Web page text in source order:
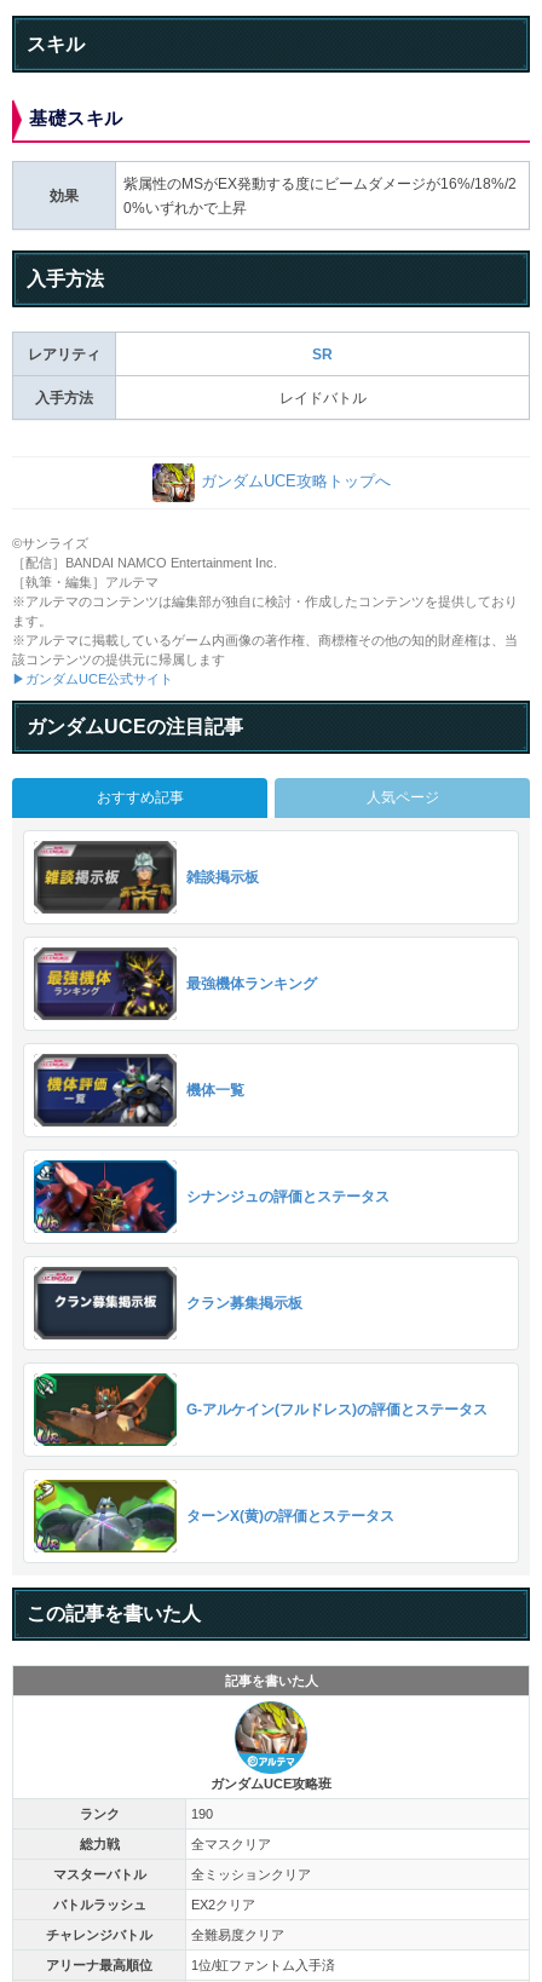
スキル
基礎スキル
効果
紫属性のMSがEX発動する度にビームダメージが16%/18%/2
0%いずれかで上昇
入手方法
レアリティ SR
入手方法 レイドバトル
ガンダムUCE攻略トップへ
©サンライズ
［配信］BANDAI NAMCO Entertainment Inc.
［執筆・編集］アルテマ
※アルテマのコンテンツは編集部が独自に検討・作成したコンテンツを提供しており
ます。
※アルテマに掲載しているゲーム内画像の著作権、商標権その他の知的財産権は、当
該コンテンツの提供元に帰属します
▶ガンダムUCE公式サイト
ガンダムUCEの注目記事
おすすめ記事 人気ページ
雑談掲示板
最強機体ランキング
機体一覧
シナンジュの評価とステータス
クラン募集掲示板
G-アルケイン(フルドレス)の評価とステータス
ターンX(黄)の評価とステータス
この記事を書いた人
記事を書いた人
ガンダムUCE攻略班
ランク 190
総力戦 全マスクリア
マスターバトル 全ミッションクリア
バトルラッシュ EX2クリア
チャレンジバトル 全難易度クリア
アリーナ最高順位 1位/虹ファントム入手済